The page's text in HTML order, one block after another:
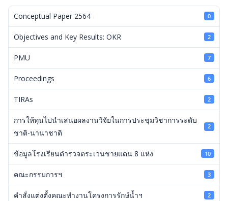
Conceptual Paper 2564 0
Objectives and Key Results: OKR 2
PMU 7
Proceedings 6
TIRAs 2
การให้ทุนไปนำเสนอผลงานวิจัยในการประชุมวิชาการระดับ
ชาติ-นานาชาติ
2
ข้อมูลโรงเรียนตำรวจตระเวนชายแดน 8 แห่ง 10
คณะกรรมการฯ 3
คำสั่งแต่งตั้งคณะทำงานโครงการรักษ์น้ำฯ 2